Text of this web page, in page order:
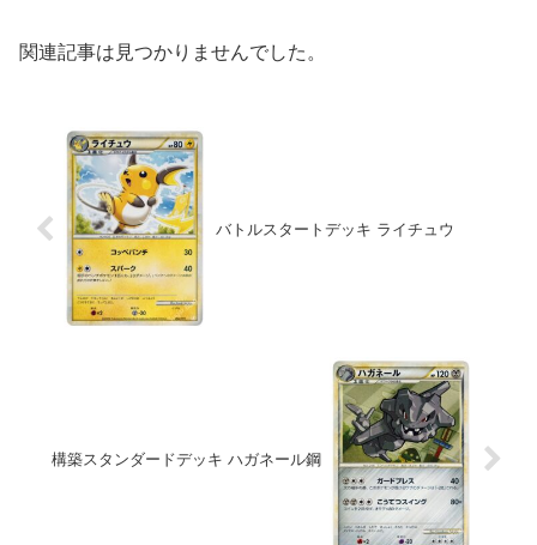
関連記事は見つかりませんでした。
バトルスタートデッキ ライチュウ
構築スタンダードデッキ ハガネール鋼